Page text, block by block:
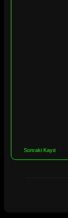
Sonraki Kayıt